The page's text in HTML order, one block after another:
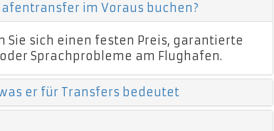
im Voraus buchen?
Sie sich einen festen Preis, garantierte
Sprachprobleme am Flughafen.
er für Transfers bedeutet